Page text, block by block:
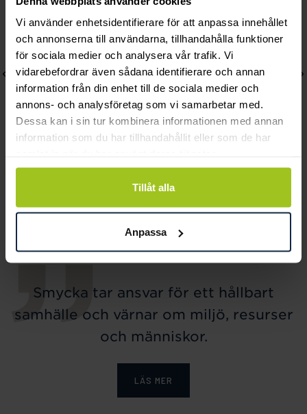
Vi använder enhetsidentifierare för att anpassa innehållet
och annonserna till användarna, tillhandahålla funktioner
för sociala medier och analysera vår trafik. Vi
vidarebefordrar även sådana identifierare och annan
information från din enhet till de sociala medier och
annons- och analysföretag som vi samarbetar med.
Dessa kan i sin tur kombinera informationen med annan
information som du har tillhandahållit eller som de har
Tillåt alla
Anpassa
August
Pris:1 760 kr
1 760 kr
August
One ring
Pris:1 460 kr
1 460 kr
Smycka tar ansvar för ett hållbart
samhälle och värnar om miljö, resurser
och människor.
LÄS MER